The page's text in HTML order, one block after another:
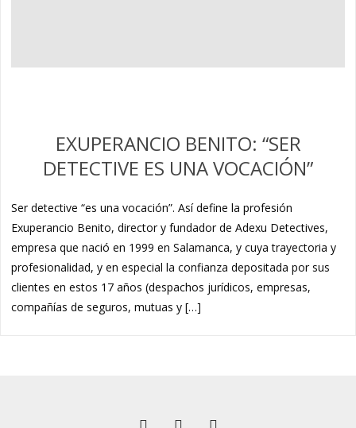
EXUPERANCIO BENITO: “SER
DETECTIVE ES UNA VOCACIÓN”
Ser detective “es una vocación”. Así define la profesión
Exuperancio Benito, director y fundador de Adexu Detectives,
empresa que nació en 1999 en Salamanca, y cuya trayectoria y
profesionalidad, y en especial la confianza depositada por sus
clientes en estos 17 años (despachos jurídicos, empresas,
compañías de seguros, mutuas y […]